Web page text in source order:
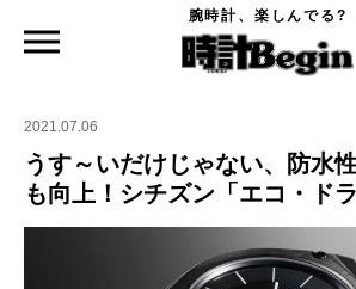
腕時計、楽しんでる?
うす～いだけじゃない、防水性能＆着け心地も向上！シ
2021.07.06
うす～いだけじゃない、防水
も向上！シチズン「エコ・ド